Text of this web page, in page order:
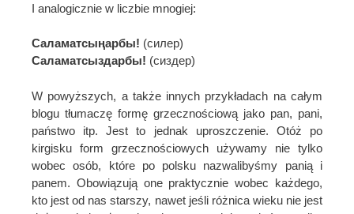
I analogicznie w liczbie mnogiej:
Саламатсыңарбы! (силер)
Саламатсыздарбы! (сиздер)
W powyższych, a także innych przykładach na całym
blogu tłumaczę formę grzecznościową jako pan, pani,
państwo itp. Jest to jednak uproszczenie. Otóż po
kirgisku form grzecznościowych używamy nie tylko
wobec osób, które po polsku nazwalibyśmy panią i
panem. Obowiązują one praktycznie wobec każdego,
kto jest od nas starszy, nawet jeśli różnica wieku nie jest